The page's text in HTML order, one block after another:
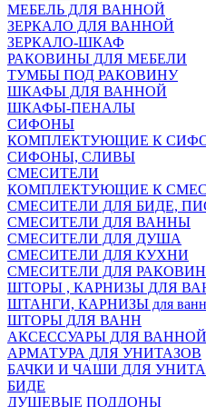
МЕБЕЛЬ ДЛЯ ВАННОЙ
ЗЕРКАЛО ДЛЯ ВАННОЙ
ЗЕРКАЛО-ШКАФ
РАКОВИНЫ ДЛЯ МЕБЕЛИ
ТУМБЫ ПОД РАКОВИНУ
ШКАФЫ ДЛЯ ВАННОЙ
ШКАФЫ-ПЕНАЛЫ
СИФОНЫ
КОМПЛЕКТУЮЩИЕ К
СИФОНЫ, СЛИВЫ
СМЕСИТЕЛИ
КОМПЛЕКТУЮЩИЕ К
СМЕСИТЕЛИ ДЛЯ БИДЕ,
СМЕСИТЕЛИ ДЛЯ ВАННЫ
СМЕСИТЕЛИ ДЛЯ ДУША
СМЕСИТЕЛИ ДЛЯ КУХНИ
СМЕСИТЕЛИ ДЛЯ
ШТОРЫ , КАРНИЗЫ ДЛЯ
ШТАНГИ, КАРНИЗЫ для ванн
ШТОРЫ ДЛЯ ВАНН
АКСЕССУАРЫ ДЛЯ ВАННОЙ
АРМАТУРА ДЛЯ УНИТАЗОВ
БАЧКИ И ЧАШИ ДЛЯ
БИДЕ
ДУШЕВЫЕ ПОДДОНЫ